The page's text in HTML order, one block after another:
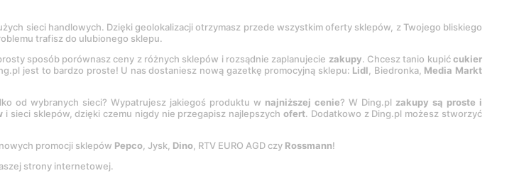
sieci handlowych. Dzięki geolokalizacji otrzymasz przede wszystkim oferty sklepów, z Twojego bliskiego
trafisz do ulubionego sklepu.
sposób porównasz ceny z różnych sklepów i rozsądnie zaplanujecie zakupy. Chcesz tanio kupićcukier
jest to bardzo proste! U nas dostaniesz nową gazetkę promocyjną sklepu: Lidl, Biedronka, Media Markt
od wybranych sieci? Wypatrujesz jakiegoś produktu w najniższej cenie? W Ding.pl zakupy są proste i
i sieci sklepów, dzięki czemu nigdy nie przegapisz najlepszychofert. Dodatkowo z Ding.pl możesz stworzyć
promocji sklepów Pepco, Jysk, Dino, RTV EURO AGD czy Rossmann!
strony internetowej.